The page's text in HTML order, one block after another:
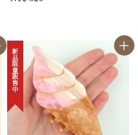
新品限量販售中